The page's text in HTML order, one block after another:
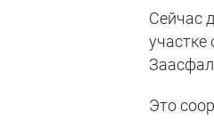
Сейчас
участке
Это